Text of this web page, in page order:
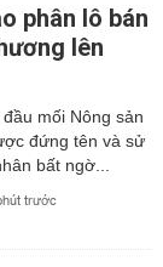
phân lô bán
lên
mối Nông sản
đứng tên và sử
bất ngờ...
trước